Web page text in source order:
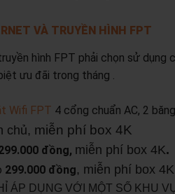
VÀ TRUYỀN HÌNH FPT
hình FPT phải chọn sử
ưu đãi trong tháng .
Wifi FPT 4 cổng chuẩn AC, 2
chủ, miễn phí box 4K
đồng, miễn phí box 4K.
299.000 đồng, miễn phí box
ÁP DỤNG VỚI MỘT SỐ KHU